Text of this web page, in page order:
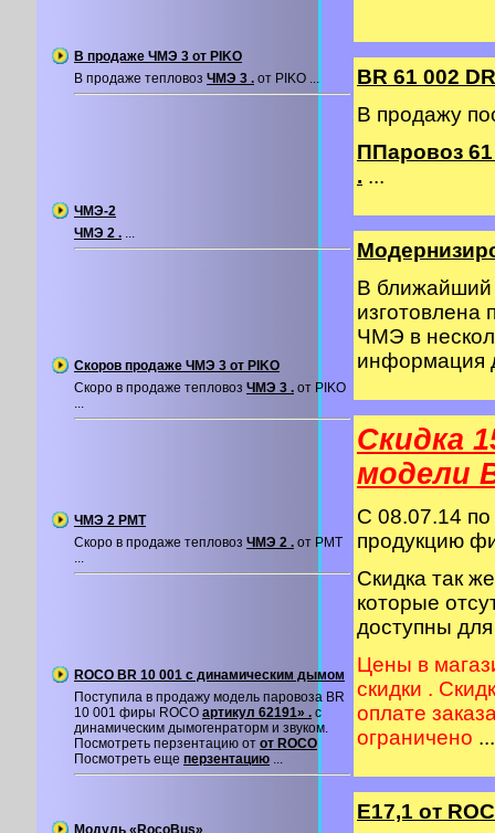
В продаже ЧМЭ 3 от PIKO
В продаже тепловоз ЧМЭ 3 . от PIKO ...
ЧМЭ-2
ЧМЭ 2 . ...
Скоров продаже ЧМЭ 3 от PIKO
Скоро в продаже тепловоз ЧМЭ 3 . от PIKO
...
ЧМЭ 2 PMT
Скоро в продаже тепловоз ЧМЭ 2 . от PMT
...
ROCO BR 10 001 с динамическим дымом
Поступила в продажу модель паровоза BR
10 001 фиры ROCO артикул 62191» . с
динамическим дымогенраторм и звуком.
Посмотреть перзентацию от от ROCO
Посмотреть еще перзентацию ...
Модуль «RocoBus»
BR 61 002
В продажу
ППаровоз
. ...
В ближайший
изготовлена
ЧМЭ в
информация
Скидка
модели
C 08.07.14
продукцию
Скидка так
которые
доступны
Цены в
скидки .
оплате
ограничено ...
Е17,1 от